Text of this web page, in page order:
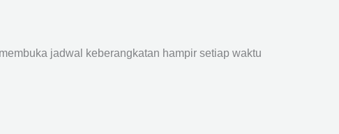
jadwal keberangkatan hampir setiap waktu